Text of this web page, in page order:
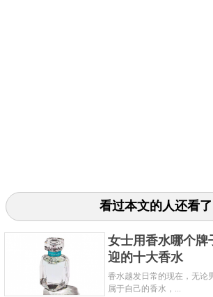
自由之水清新版的瓶身设计与上面那
调香气味上有所区别，以白茶入香，
香水将多重香调糅合，薰衣草、白
与橙花和香草的热烈形成对比，在周
温暖阳光下行走于沁凉冰泉边般的
看过本文的人还看了
女士用香水哪个牌
迎的十大香水
香水越发日常的现在，无论
属于自己的香水，...